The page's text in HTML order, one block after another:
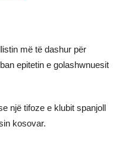
më të dashur për
epitetin e golashwnuesit
një tifoze e klubit spanjoll
kosovar.